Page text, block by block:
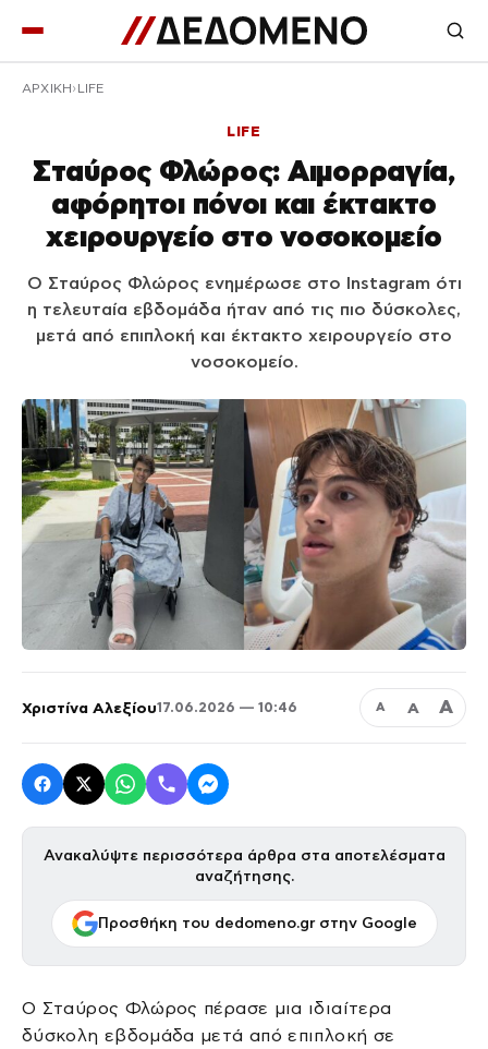
ΑΡΧΙΚΉ LIFE
LIFE
Σταύρος Φλώρος: Αιμορραγία,
αφόρητοι πόνοι και έκτακτο
χειρουργείο στο νοσοκομείο
Ο Σταύρος Φλώρος ενημέρωσε στο Instagram ότι
η τελευταία εβδομάδα ήταν από τις πιο δύσκολες,
μετά από επιπλοκή και έκτακτο χειρουργείο στο
νοσοκομείο.
Χριστίνα Αλεξίου17.06.2026 — 10:46 Α Α Α
Ανακαλύψτε περισσότερα άρθρα στα αποτελέσματα
αναζήτησης.
Προσθήκη του dedomeno.gr στην Google
Ο Σταύρος Φλώρος πέρασε μια ιδιαίτερα
δύσκολη εβδομάδα μετά από επιπλοκή σε